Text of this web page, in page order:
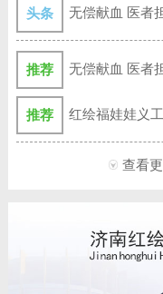
头条 无偿献血 医者
推荐 无偿献血 医者
推荐 红绘福娃娃义
查看